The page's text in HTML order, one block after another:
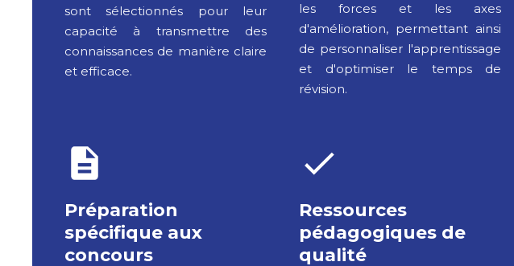
sont sélectionnés pour leur
capacité à transmettre des
connaissances de manière claire
et efficace.
les forces et les axes
d'amélioration, permettant ainsi
de personnaliser l'apprentissage
et d'optimiser le temps de
révision.
Préparation
spécifique aux
concours
Ressources
pédagogiques de
qualité